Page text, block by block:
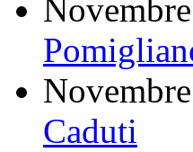
Caduti